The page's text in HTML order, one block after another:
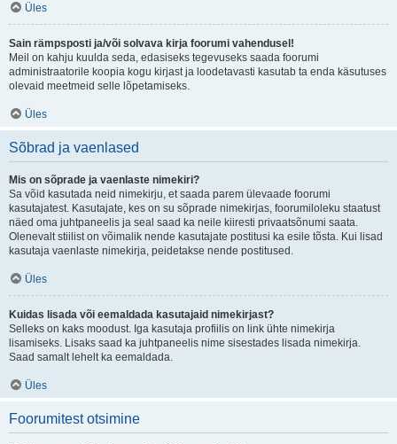
Üles
Sain rämpsposti ja/või solvava kirja foorumi vahendusel!
Meil on kahju kuulda seda, edasiseks tegevuseks saada foorumi
administraatorile koopia kogu kirjast ja loodetavasti kasutab ta enda käsutuses
olevaid meetmeid selle lõpetamiseks.
Üles
Sõbrad ja vaenlased
Mis on sõprade ja vaenlaste nimekiri?
Sa võid kasutada neid nimekirju, et saada parem ülevaade foorumi
kasutajatest. Kasutajate, kes on su sõprade nimekirjas, foorumiloleku staatust
näed oma juhtpaneelis ja seal saad ka neile kiiresti privaatsõnumi saata.
Olenevalt stiilist on võimalik nende kasutajate postitusi ka esile tõsta. Kui lisad
kasutaja vaenlaste nimekirja, peidetakse nende postitused.
Üles
Kuidas lisada või eemaldada kasutajaid nimekirjast?
Selleks on kaks moodust. Iga kasutaja profiilis on link ühte nimekirja
lisamiseks. Lisaks saad ka juhtpaneelis nime sisestades lisada nimekirja.
Saad samalt lehelt ka eemaldada.
Üles
Foorumitest otsimine